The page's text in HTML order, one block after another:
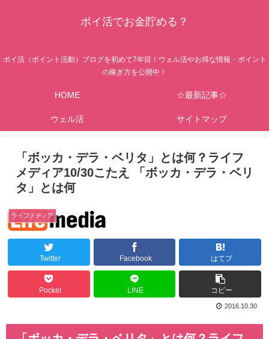
ポイ活でお金貯める？
ポイ活（ポイント活動）ブログを初めて7年目！ウェル活やお得な情報・ポイント
の稼ぎ方を公開中！
HOME ☆最新記事☆
ウェル活 サイトマップ
「ボッカ・デラ・ベリタ」とは何？ライフ
メディア10/30こたえ 「ボッカ・デラ・ベリ
タ」とは何
ライフメディア
Twitter Facebook はてブ
Pocket LINE コピー
2016.10.30